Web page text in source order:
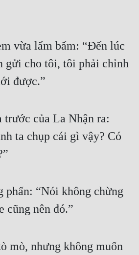
vừa lẩm bẩm: “Đến lúc
gửi cho tôi, tôi phải chỉnh
được.”
của La Nhận ra:
ta chụp cái gì vậy? Có
phấn: “Nói không chừng
cũng nên đó.”
mò, nhưng không muốn